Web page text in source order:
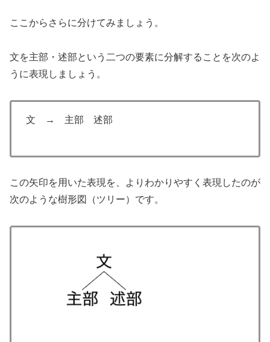
ここからさらに分けてみましょう。
文を主部・述部という二つの要素に分解することを次のよ
うに表現しましょう。
文 → 主部 述部
この矢印を用いた表現を、よりわかりやすく表現したのが
次のような樹形図（ツリー）です。